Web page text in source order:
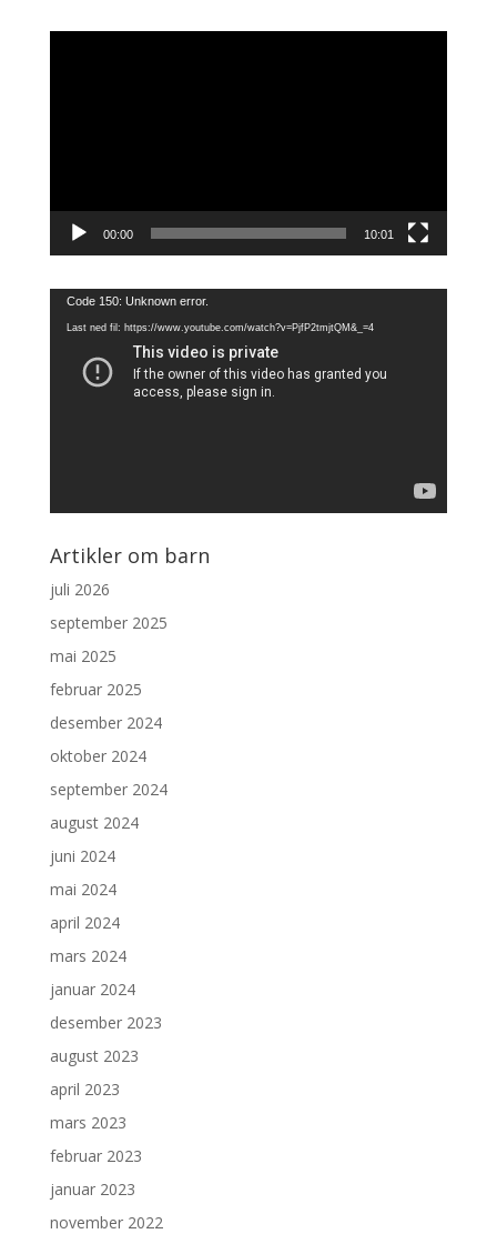
00:00 10:01
Videoavspiller
Code 150: Unknown error.
Last ned fil: https://www.youtube.com/watch?v=PjfP2tmjtQM&_=4
Artikler om barn
juli 2026
september 2025
mai 2025
februar 2025
desember 2024
oktober 2024
september 2024
august 2024
juni 2024
mai 2024
april 2024
mars 2024
januar 2024
desember 2023
august 2023
april 2023
mars 2023
februar 2023
januar 2023
november 2022